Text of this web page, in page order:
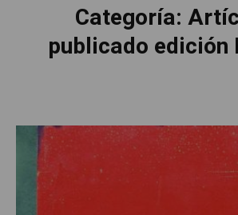
Categoría:
publicado edición